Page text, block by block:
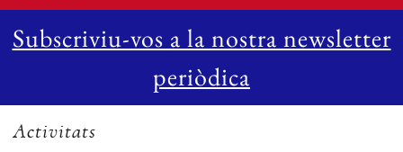
Subscriviu-vos a la nostra newsletter
periòdica
Activitats